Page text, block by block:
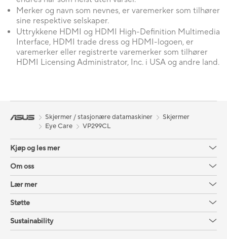
Merker og navn som nevnes, er varemerker som tilhører
sine respektive selskaper.
Uttrykkene HDMI og HDMI High-Definition Multimedia
Interface, HDMI trade dress og HDMI-logoen, er
varemerker eller registrerte varemerker som tilhører
HDMI Licensing Administrator, Inc. i USA og andre land.
Skjermer / stasjonære datamaskiner
Skjermer
Eye Care
VP299CL
Kjøp og les mer
Om oss
Lær mer
Støtte
Sustainability